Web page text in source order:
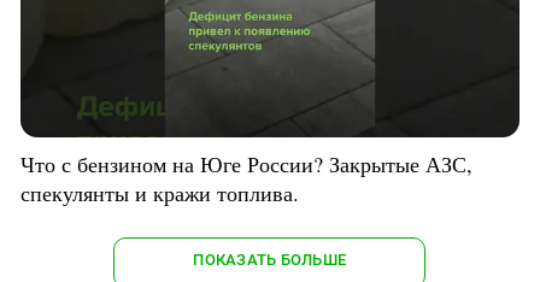
Что с бензином на Юге России? Закрытые АЗС,
спекулянты и кражи топлива.
ПОКАЗАТЬ БОЛЬШЕ